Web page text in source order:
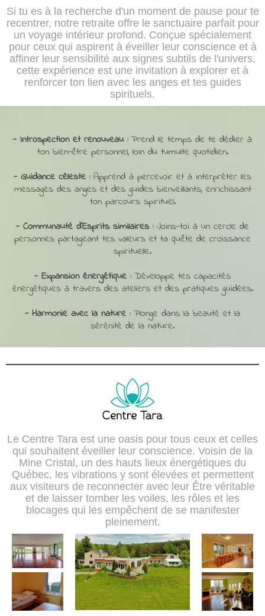
Si tu es à la recherche d'un moment de pause pour te
recentrer, notre retraite offre le sanctuaire parfait pour
un voyage intérieur profond. Conçue spécialement
pour ceux qui aspirent à éveiller leur conscience et à
affiner leur sensibilité aux signes subtils de l'univers,
cette expérience est une invitation à explorer et à
renforcer ton lien avec les anges et tes guides
spirituels.
- Introspection et renouveau : Prend le temps de te dédier à
ton bien-être personnel, loin du tumulte quotidien.
- Guidance céleste : Apprend à percevoir et à interpréter les
messages des anges et des guides bienveillants, enrichissant
ton parcours spirituel.
- Communauté d'Esprits similaires :Joins-toi à un cercle de
personnes partageant tes valeurs et ta quête de croissance
spirituelle.
- Expansion énergétique : Développe tes capacités
énergétiques à travers des ateliers et des pratiques guidées.
- Harmonie avec la nature : Plonge dans la beauté et la
sérénité de la nature.
Le Centre Tara est une oasis pour tous ceux et celles
qui souhaitent éveiller leur conscience. Voisin de la
Mine Cristal, un des hauts lieux énergétiques du
Québec, les vibrations y sont élevées et permettent
aux visiteurs de reconnecter avec leur Être véritable
et de laisser tomber les voiles, les rôles et les
blocages qui les empêchent de se manifester
pleinement.